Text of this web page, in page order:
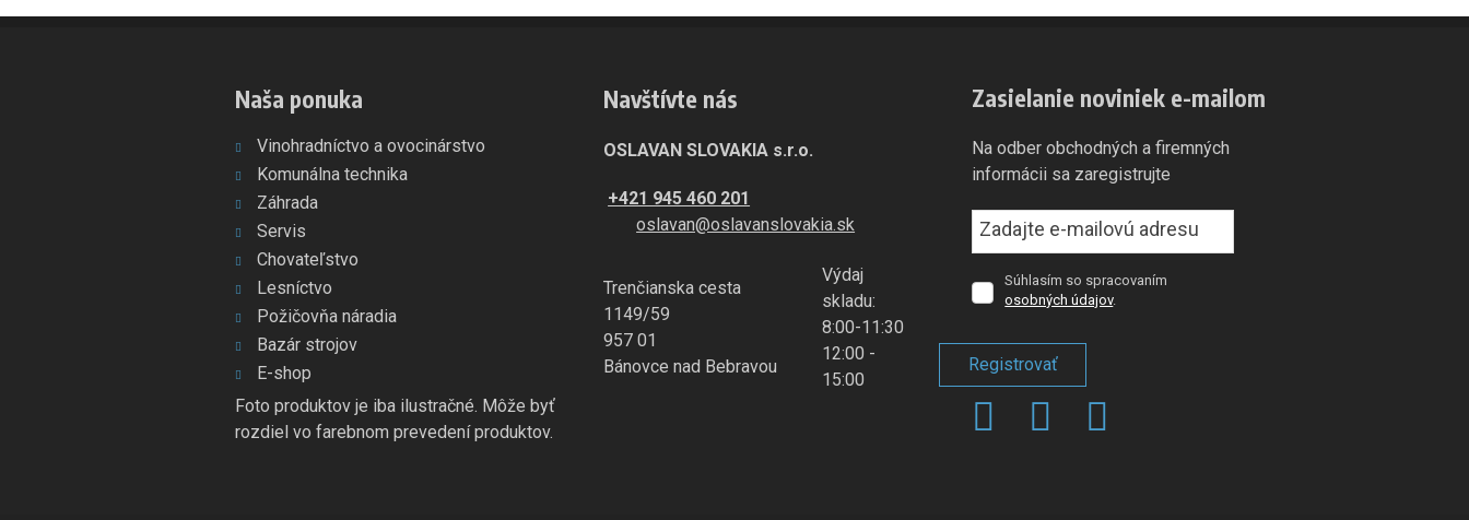
Naša ponuka
Vinohradníctvo a ovocinárstvo
Komunálna technika
Záhrada
Servis
Chovateľstvo
Lesníctvo
Požičovňa náradia
Bazár strojov
E-shop
Foto produktov je iba ilustračné. Môže byť
rozdiel vo farebnom prevedení produktov.
Navštívte nás
OSLAVAN SLOVAKIA s.r.o.
+421 945 460 201
oslavan@oslavanslovakia.sk
Trenčianska cesta
1149/59
957 01
Bánovce nad Bebravou
Výdaj
skladu:
8:00-11:30
12:00 -
15:00
Zasielanie noviniek e-mailom
Na odber obchodných a firemných
informácii sa zaregistrujte
Súhlasím
údajov.
Súhlasím so spracovaním
osobných údajov.
Registrovať
Formulár